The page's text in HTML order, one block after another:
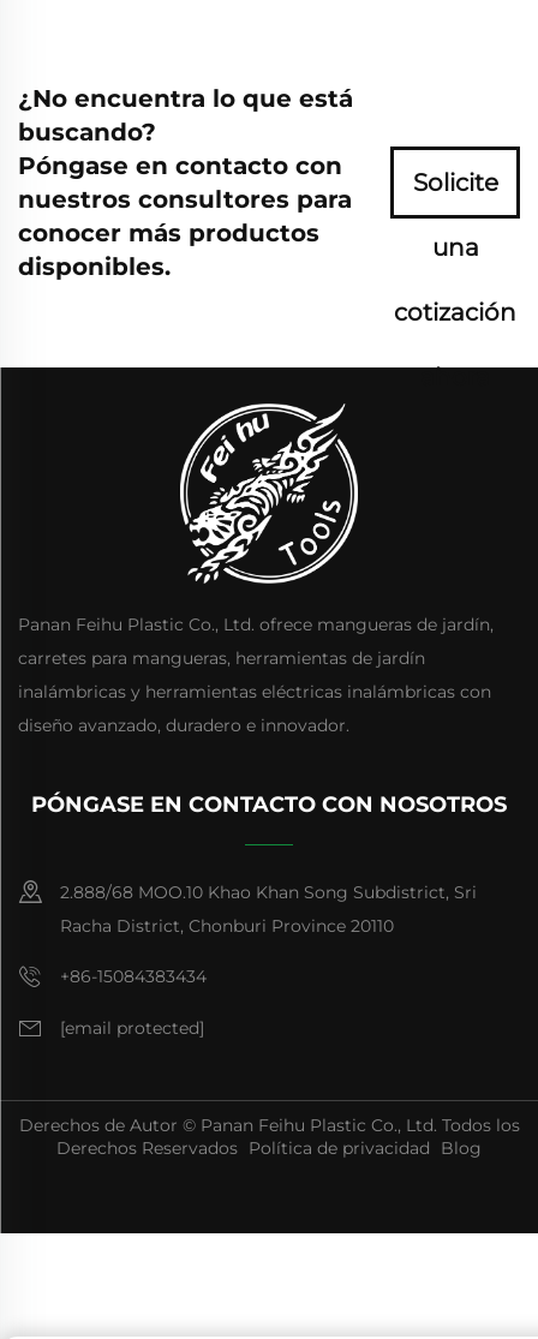
¿No encuentra lo que está
buscando?
Póngase en contacto con
nuestros consultores para
conocer más productos
disponibles.
Solicite
una
cotización
ahora
Panan Feihu Plastic Co., Ltd. ofrece mangueras de jardín,
carretes para mangueras, herramientas de jardín
inalámbricas y herramientas eléctricas inalámbricas con
diseño avanzado, duradero e innovador.
PÓNGASE EN CONTACTO CON NOSOTROS
2.888/68 MOO.10 Khao Khan Song Subdistrict, Sri
Racha District, Chonburi Province 20110
+86-15084383434
[email protected]
Derechos de Autor © Panan Feihu Plastic Co., Ltd. Todos los
Derechos Reservados Política de privacidad Blog